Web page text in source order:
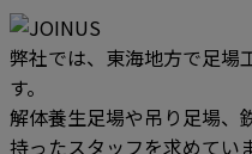
弊社では、東海地方で足場
す。
解体養生足場や吊り足場、
持ったスタッフを求めてい